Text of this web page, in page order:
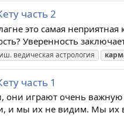
часть 2
это самая
Уверенность
ведическая астрология
часть 1
они играют очень
и мы их не видим. Мы их